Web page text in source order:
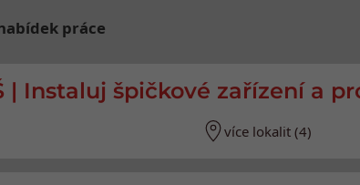
práce
práce
| Instaluj špičkové zařízení a
více lokalit (4)